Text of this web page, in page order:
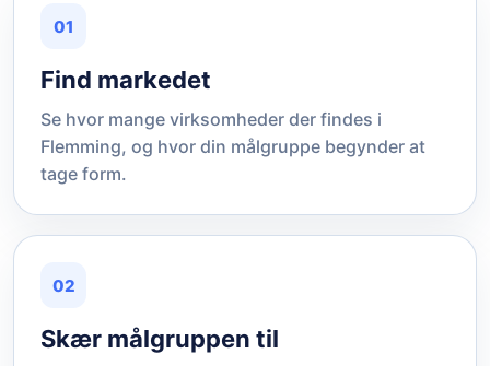
01
Find markedet
Se hvor mange virksomheder der findes i
Flemming, og hvor din målgruppe begynder at
tage form.
02
Skær målgruppen til